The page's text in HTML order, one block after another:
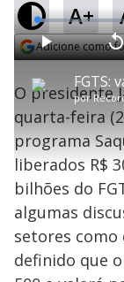
A+
Adicione como
por
P V
t
r
1
0
e
g
u
n
d
o
s
M
u
d
L
o
a
d
e
3
.
2
8
%
O presidente
quarta-feira
programa
liberados R$
bilhões do
algumas
setores como
definido que